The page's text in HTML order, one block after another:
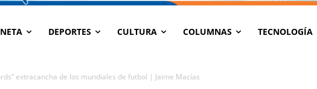
DEPORTES CULTURA COLUMNAS TECNOLOGÍA
extracancha de los mundiales de futbol | Jaime Macías